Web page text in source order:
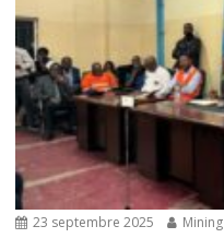
23 septembre 2025 Mining